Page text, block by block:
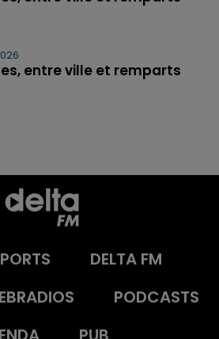
entre ville et remparts
DELTA FM
PODCASTS